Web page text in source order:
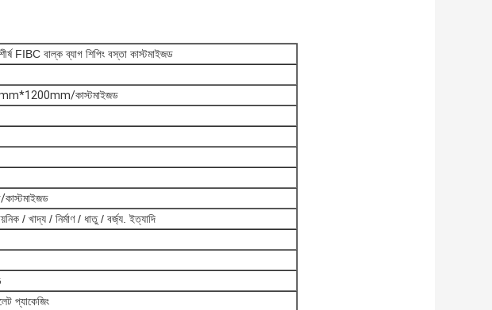
FIBC বাল্ক ব্যাগ শিপিং বস্তা কাস্টমাইজড
কাস্টমাইজড
কাস্টমাইজড
/ খাদ্য / নির্মাণ / ধাতু / বর্জ্য. ইত্যাদি
প্যাকেজিং